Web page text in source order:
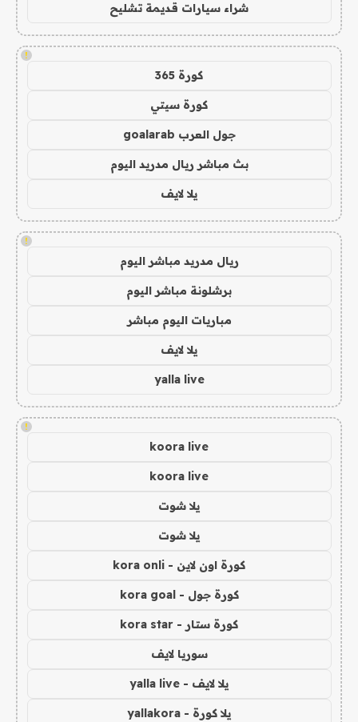
شراء سيارات قديمة تشليح
!
كورة 365
كورة سيتي
جول العرب goalarab
بث مباشر ريال مدريد اليوم
يلا لايف
!
ريال مدريد مباشر اليوم
برشلونة مباشر اليوم
مباريات اليوم مباشر
يلا لايف
yalla live
!
koora live
koora live
يلا شوت
يلا شوت
كورة اون لاين - kora onli
كورة جول - kora goal
كورة ستار - kora star
سوريا لايف
يلا لايف - yalla live
يلا كورة - yallakora